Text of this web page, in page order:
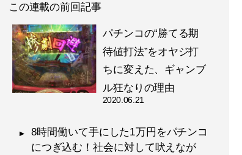
この連載の前回記事
パチンコの“勝てる期
待値打法”をオヤジ打
ちに変えた、ギャンブ
ル狂なりの理由
2020.06.21
8時間働いて手にした1万円をパチンコ
につぎ込む！社会に対して吠えなが